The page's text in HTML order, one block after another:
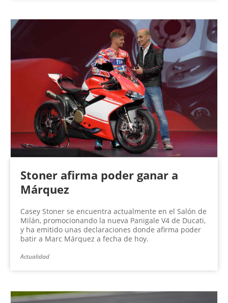
Stoner afirma poder ganar a
Márquez
Casey Stoner se encuentra actualmente en el Salón de
Milán, promocionando la nueva Panigale V4 de Ducati,
y ha emitido unas declaraciones donde afirma poder
batir a Marc Márquez a fecha de hoy.
Actualidad